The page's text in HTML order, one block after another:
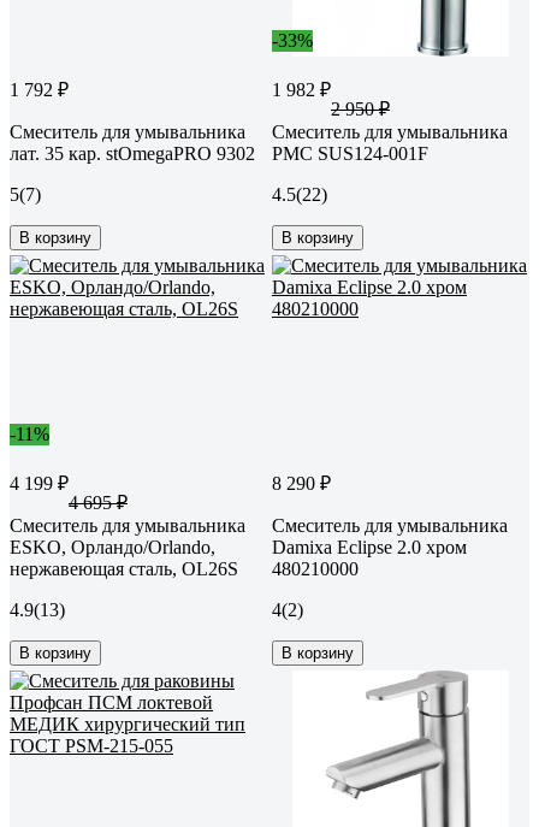
1 792 ₽
Смеситель для умывальника
лат. 35 кар. stOmegaPRO 9302
5(7)
В корзину
-33%
1 982 ₽
2 950 ₽
Смеситель для умывальника
РМС SUS124-001F
4.5(22)
В корзину
-11%
4 199 ₽
4 695 ₽
Смеситель для умывальника
ESKO, Орландо/Orlando,
нержавеющая сталь, OL26S
4.9(13)
В корзину
8 290 ₽
Смеситель для умывальника
Damixa Eclipse 2.0 хром
480210000
4(2)
В корзину